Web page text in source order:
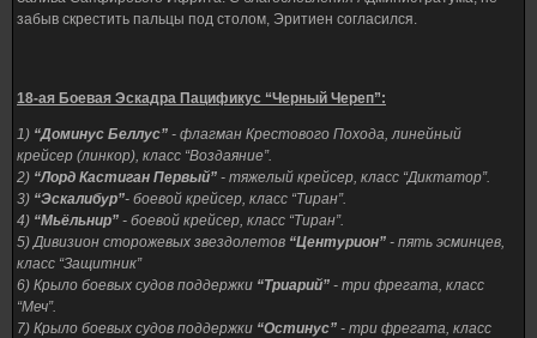
забыв скрестить пальцы под столом, Эритиен согласился.
18-ая Боевая Эскадра Пацификус “Черный Череп”:
1) “Доминус Беллус” - флагман Крестового Похода, линейный
крейсер (линкор), класс “Воздаяние”.
2) “Лорд Кастиган Первый” - тяжелый крейсер, класс “Диктатор”.
3) “Эскалибур”- боевой крейсер, класс “Тиран”.
4) “Мьёльнир” - боевой крейсер, класс “Тиран”.
5) Дивизион сторожевых звездолетов “Центурион” - пять эсминцев,
класс “Защитник”
6) Крыло боевых судов поддержки “Триарий” - три фрегата, класс
“Меч”.
7) Крыло боевых судов поддержки “Остинус” - три фрегата, класс